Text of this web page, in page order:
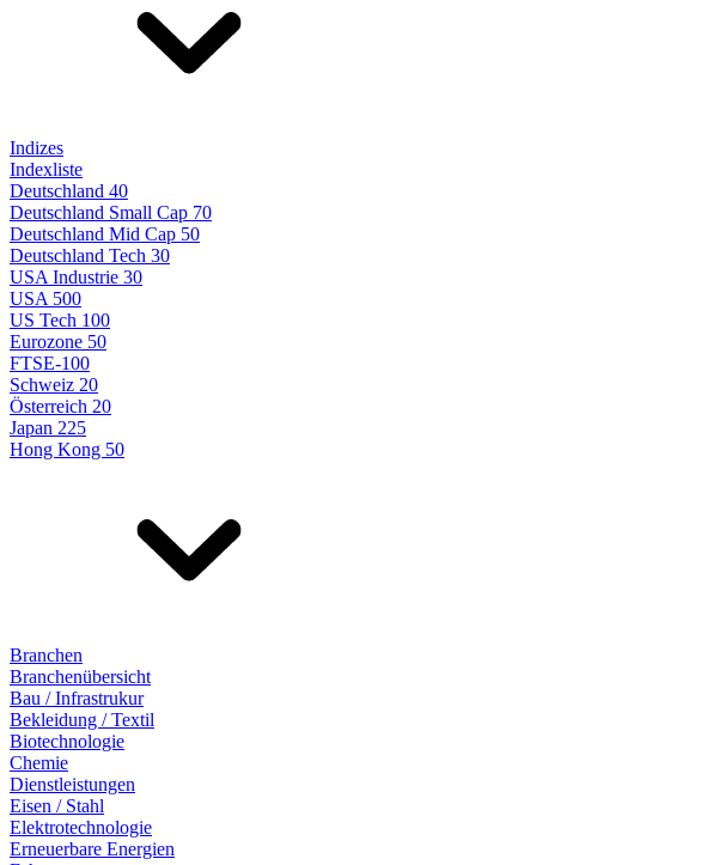
Indizes
Indexliste
Deutschland 40
Deutschland Small Cap 70
Deutschland Mid Cap 50
Deutschland Tech 30
USA Industrie 30
USA 500
US Tech 100
Eurozone 50
FTSE-100
Schweiz 20
Österreich 20
Japan 225
Hong Kong 50
Branchen
Branchenübersicht
Bau / Infrastrukur
Bekleidung / Textil
Biotechnologie
Chemie
Dienstleistungen
Eisen / Stahl
Elektrotechnologie
Erneuerbare Energien